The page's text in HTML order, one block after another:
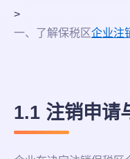
>
一、了解保税区企业注
1.1 注销申请